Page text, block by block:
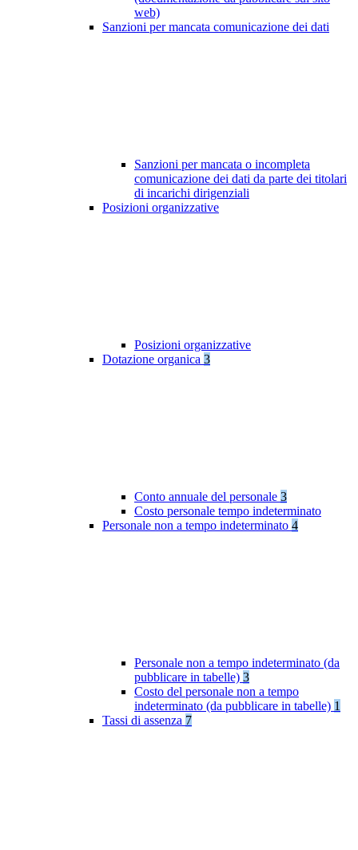
web)
Sanzioni per mancata comunicazione dei dati
Sanzioni per mancata o incompleta
comunicazione dei dati da parte dei titolari
di incarichi dirigenziali
Posizioni organizzative
Posizioni organizzative
Dotazione organica 3
Conto annuale del personale 3
Costo personale tempo indeterminato
Personale non a tempo indeterminato 4
Personale non a tempo indeterminato (da
pubblicare in tabelle) 3
Costo del personale non a tempo
indeterminato (da pubblicare in tabelle) 1
Tassi di assenza 7